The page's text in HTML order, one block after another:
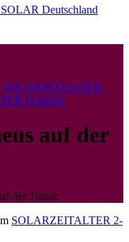
SOLARZEITALTER
Featured
auf der
der Titanic
SOLARZEITALTER 2-